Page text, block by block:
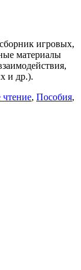
игровых,
материалы
и др.).
, Пособия,